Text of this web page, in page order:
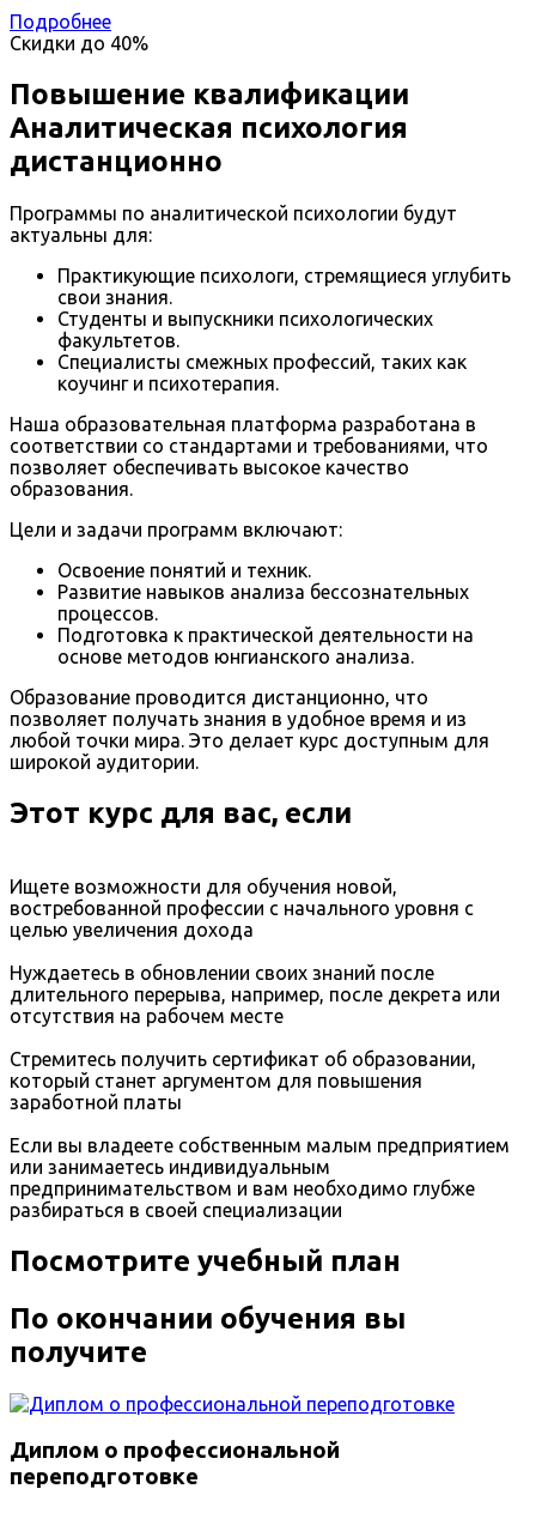
Подробнее
Скидки до 40%
Повышение квалификации
Аналитическая психология
дистанционно
Программы по аналитической психологии будут
актуальны для:
Практикующие психологи, стремящиеся углубить
свои знания.
Студенты и выпускники психологических
факультетов.
Специалисты смежных профессий, таких как
коучинг и психотерапия.
Наша образовательная платформа разработана в
соответствии со стандартами и требованиями, что
позволяет обеспечивать высокое качество
образования.
Цели и задачи программ включают:
Освоение понятий и техник.
Развитие навыков анализа бессознательных
процессов.
Подготовка к практической деятельности на
основе методов юнгианского анализа.
Образование проводится дистанционно, что
позволяет получать знания в удобное время и из
любой точки мира. Это делает курс доступным для
широкой аудитории.
Этот курс для вас, если
Ищете возможности для обучения новой,
востребованной профессии с начального уровня с
целью увеличения дохода
Нуждаетесь в обновлении своих знаний после
длительного перерыва, например, после декрета или
отсутствия на рабочем месте
Стремитесь получить сертификат об образовании,
который станет аргументом для повышения
заработной платы
Если вы владеете собственным малым предприятием
или занимаетесь индивидуальным
предпринимательством и вам необходимо глубже
разбираться в своей специализации
Посмотрите учебный план
По окончании обучения вы
получите
Диплом о профессиональной
переподготовке